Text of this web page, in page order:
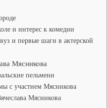
и интерес к комедии
и первые шаги в актерской
Мясникова
пельмени
с участием Мясникова
Мясникова